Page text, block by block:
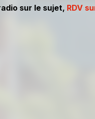
sur le sujet, RDV